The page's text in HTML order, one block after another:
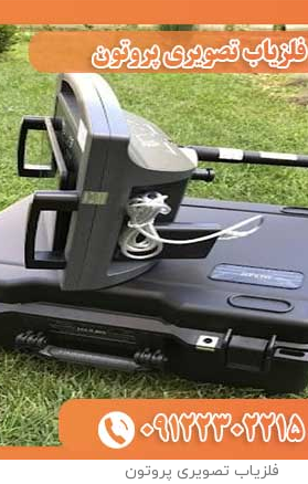
فلزیاب تصویری پروتون